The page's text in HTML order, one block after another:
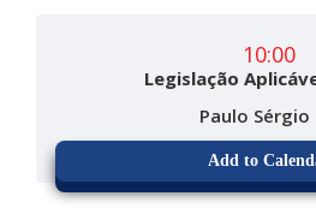
10:00
Legislação
Paulo Sérgio
Add to